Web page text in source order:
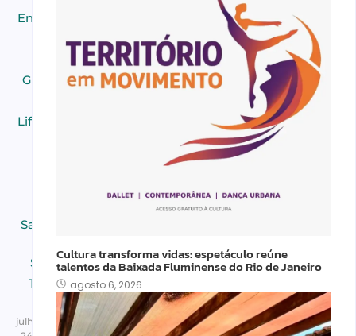
Entretenimeto
Equipe,
Esportes,
Gastronomia
Lifestyle
Saúde e Bem-
Segurança,
Tecnologia,
Turismo
julho
Cultura transforma vidas: espetáculo reúne
talentos da Baixada Fluminense do Rio de Janeiro
agosto 6, 2026